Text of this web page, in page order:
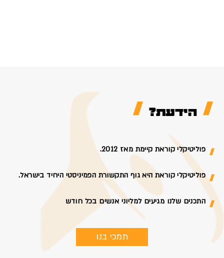
הידעת?
פוליטיקלי קוראת קיימת מאז 2012.
פוליטיקלי קוראת היא גוף התקשורת הפמיניסטי היחיד בישראל.
התכנים שלנו מגיעים למליוני אנשים בכל חודש
תמכי בנו